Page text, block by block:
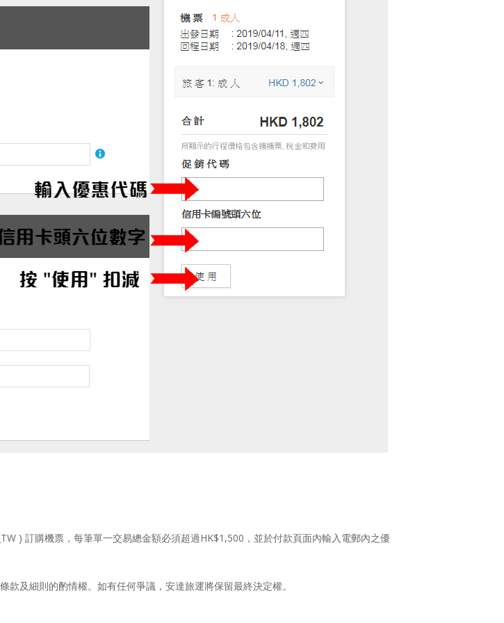
) 訂購機票，每筆單一交易總金額必須超過HK$1,500，並於付款頁面內輸入電郵內之優
及細則的酌情權。如有任何爭議，安達旅運將保留最終決定權。